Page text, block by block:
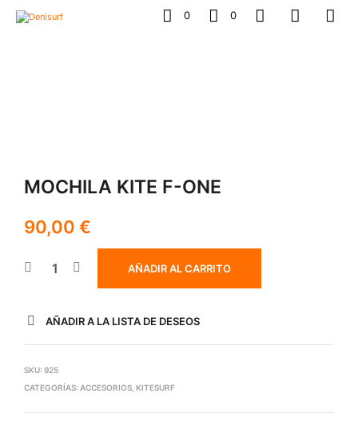
0 0
MOCHILA KITE F-ONE
90,00 €
AÑADIR AL CARRITO
AÑADIR A LA LISTA DE DESEOS
SKU: 925
CATEGORÍAS: ACCESORIOS KITESURF